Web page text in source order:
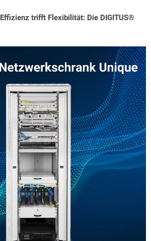
Effizienz trifft Flexibilität: Die DIGITUS®